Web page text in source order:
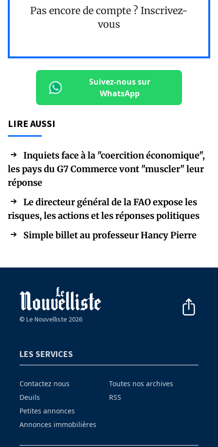
Pas encore de compte ? Inscrivez-
vous
Suivez-nous sur
WhatsApp
LIRE AUSSI
Inquiets face à la "coercition économique",
les pays du G7 Commerce vont "muscler" leur
réponse
Le directeur général de la FAO expose les
risques, les actions et les réponses politiques
Simple billet au professeur Hancy Pierre
© Le Nouvelliste 2026
LES SERVICES
Contactez nous
Deuils
Petites annonces
Annonces immobilières
Toutes nos archives
RSS